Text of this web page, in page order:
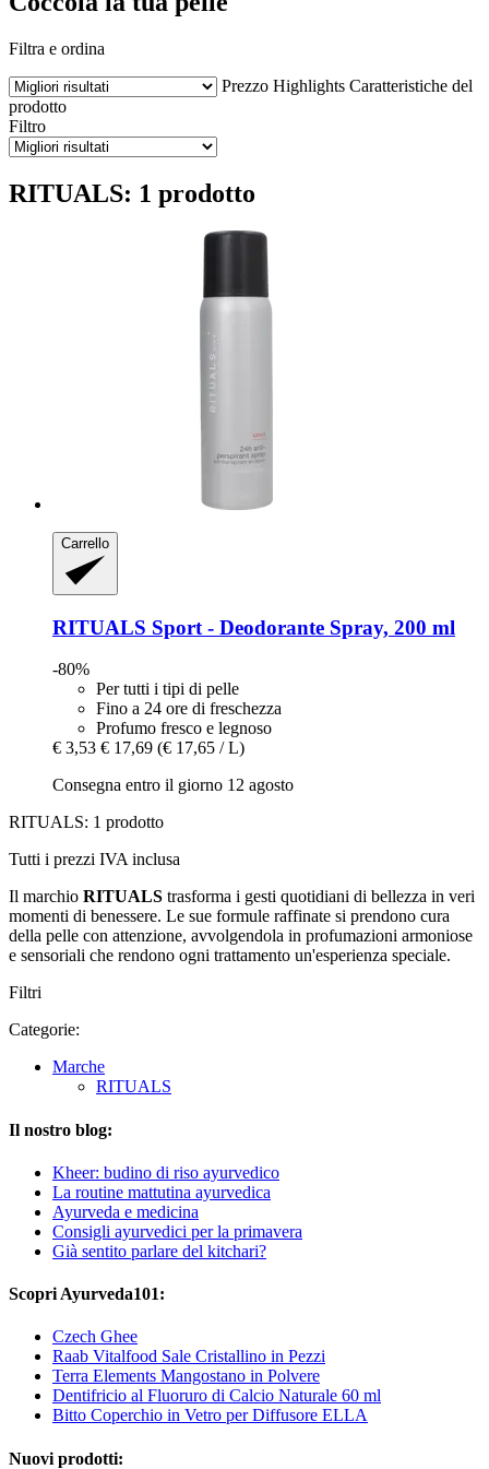
Filtra e ordina
Prezzo Highlights Caratteristiche del
prodotto
Filtro
RITUALS: 1 prodotto
Carrello
RITUALS Sport -​ Deodorante Spray, 200 ml
-80%
Per tutti i tipi di pelle
Fino a 24 ore di freschezza
Profumo fresco e legnoso
€ 3,53 € 17,69 (€ 17,65 / L)
Consegna entro il giorno 12 agosto
RITUALS: 1 prodotto
Tutti i prezzi IVA inclusa
Il marchio RITUALS trasforma i gesti quotidiani di bellezza in veri
momenti di benessere. Le sue formule raffinate si prendono cura
della pelle con attenzione, avvolgendola in profumazioni armoniose
e sensoriali che rendono ogni trattamento un'esperienza speciale.
Filtri
Categorie:
Marche
RITUALS
Il nostro blog:
Kheer: budino di riso ayurvedico
La routine mattutina ayurvedica
Ayurveda e medicina
Consigli ayurvedici per la primavera
Già sentito parlare del kitchari?
Scopri Ayurveda101:
Czech Ghee
Raab Vitalfood Sale Cristallino in Pezzi
Terra Elements Mangostano in Polvere
Dentifricio al Fluoruro di Calcio Naturale 60 ml
Bitto Coperchio in Vetro per Diffusore ELLA
Nuovi prodotti: